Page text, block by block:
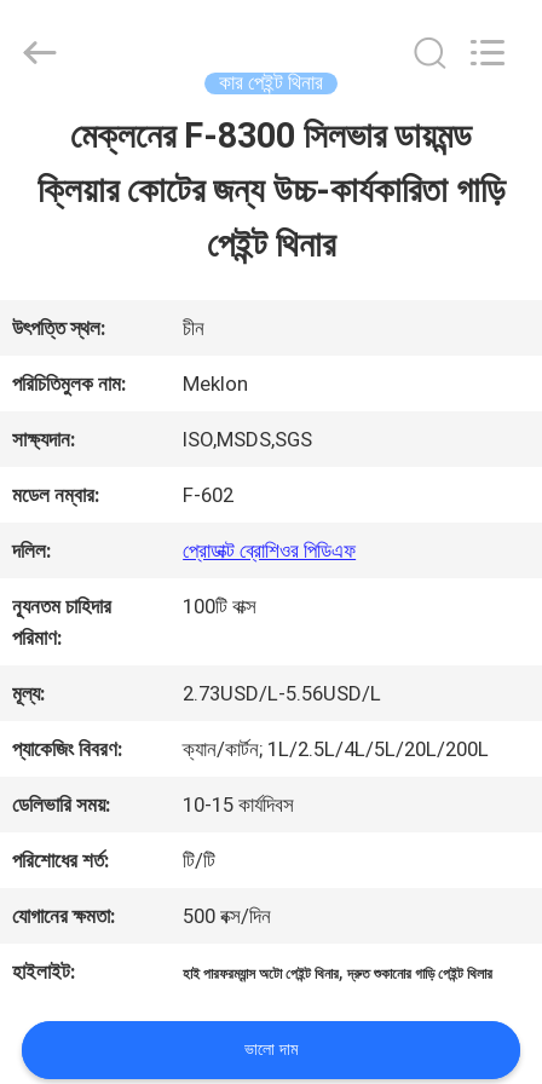
ভিডিও
আমাদের
সম্পর্কে
কারখানা
ভ্রমণ
মান
নিয়ন্ত্রণ
আমাদের
যোগাযোগ
Chemical
Reserved.
কার পেইন্ট থিনার
মেক্লনের F-8300 সিলভার ডায়মন্ড
ক্লিয়ার কোটের জন্য উচ্চ-কার্যকারিতা গাড়ি
পেইন্ট থিনার
উৎপত্তি স্থল: চীন
পরিচিতিমুলক নাম: Meklon
সাক্ষ্যদান: ISO,MSDS,SGS
মডেল নম্বার: F-602
দলিল: প্রোডাক্ট ব্রোশিওর পিডিএফ
ন্যূনতম চাহিদার
পরিমাণ:
100টি বাক্স
মূল্য: 2.73USD/L-5.56USD/L
প্যাকেজিং বিবরণ: ক্যান/কার্টন; 1L/2.5L/4L/5L/20L/200L
ডেলিভারি সময়: 10-15 কার্যদিবস
পরিশোধের শর্ত: টি/টি
যোগানের ক্ষমতা: 500 বক্স/দিন
হাইলাইট: হাই পারফরম্যান্স অটো পেইন্ট থিনার,দ্রুত শুকানোর গাড়ি পেইন্ট থিলার
ভালো দাম